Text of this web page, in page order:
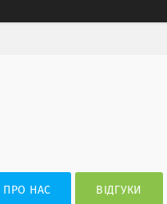
ПРО НАС ВІДГУКИ